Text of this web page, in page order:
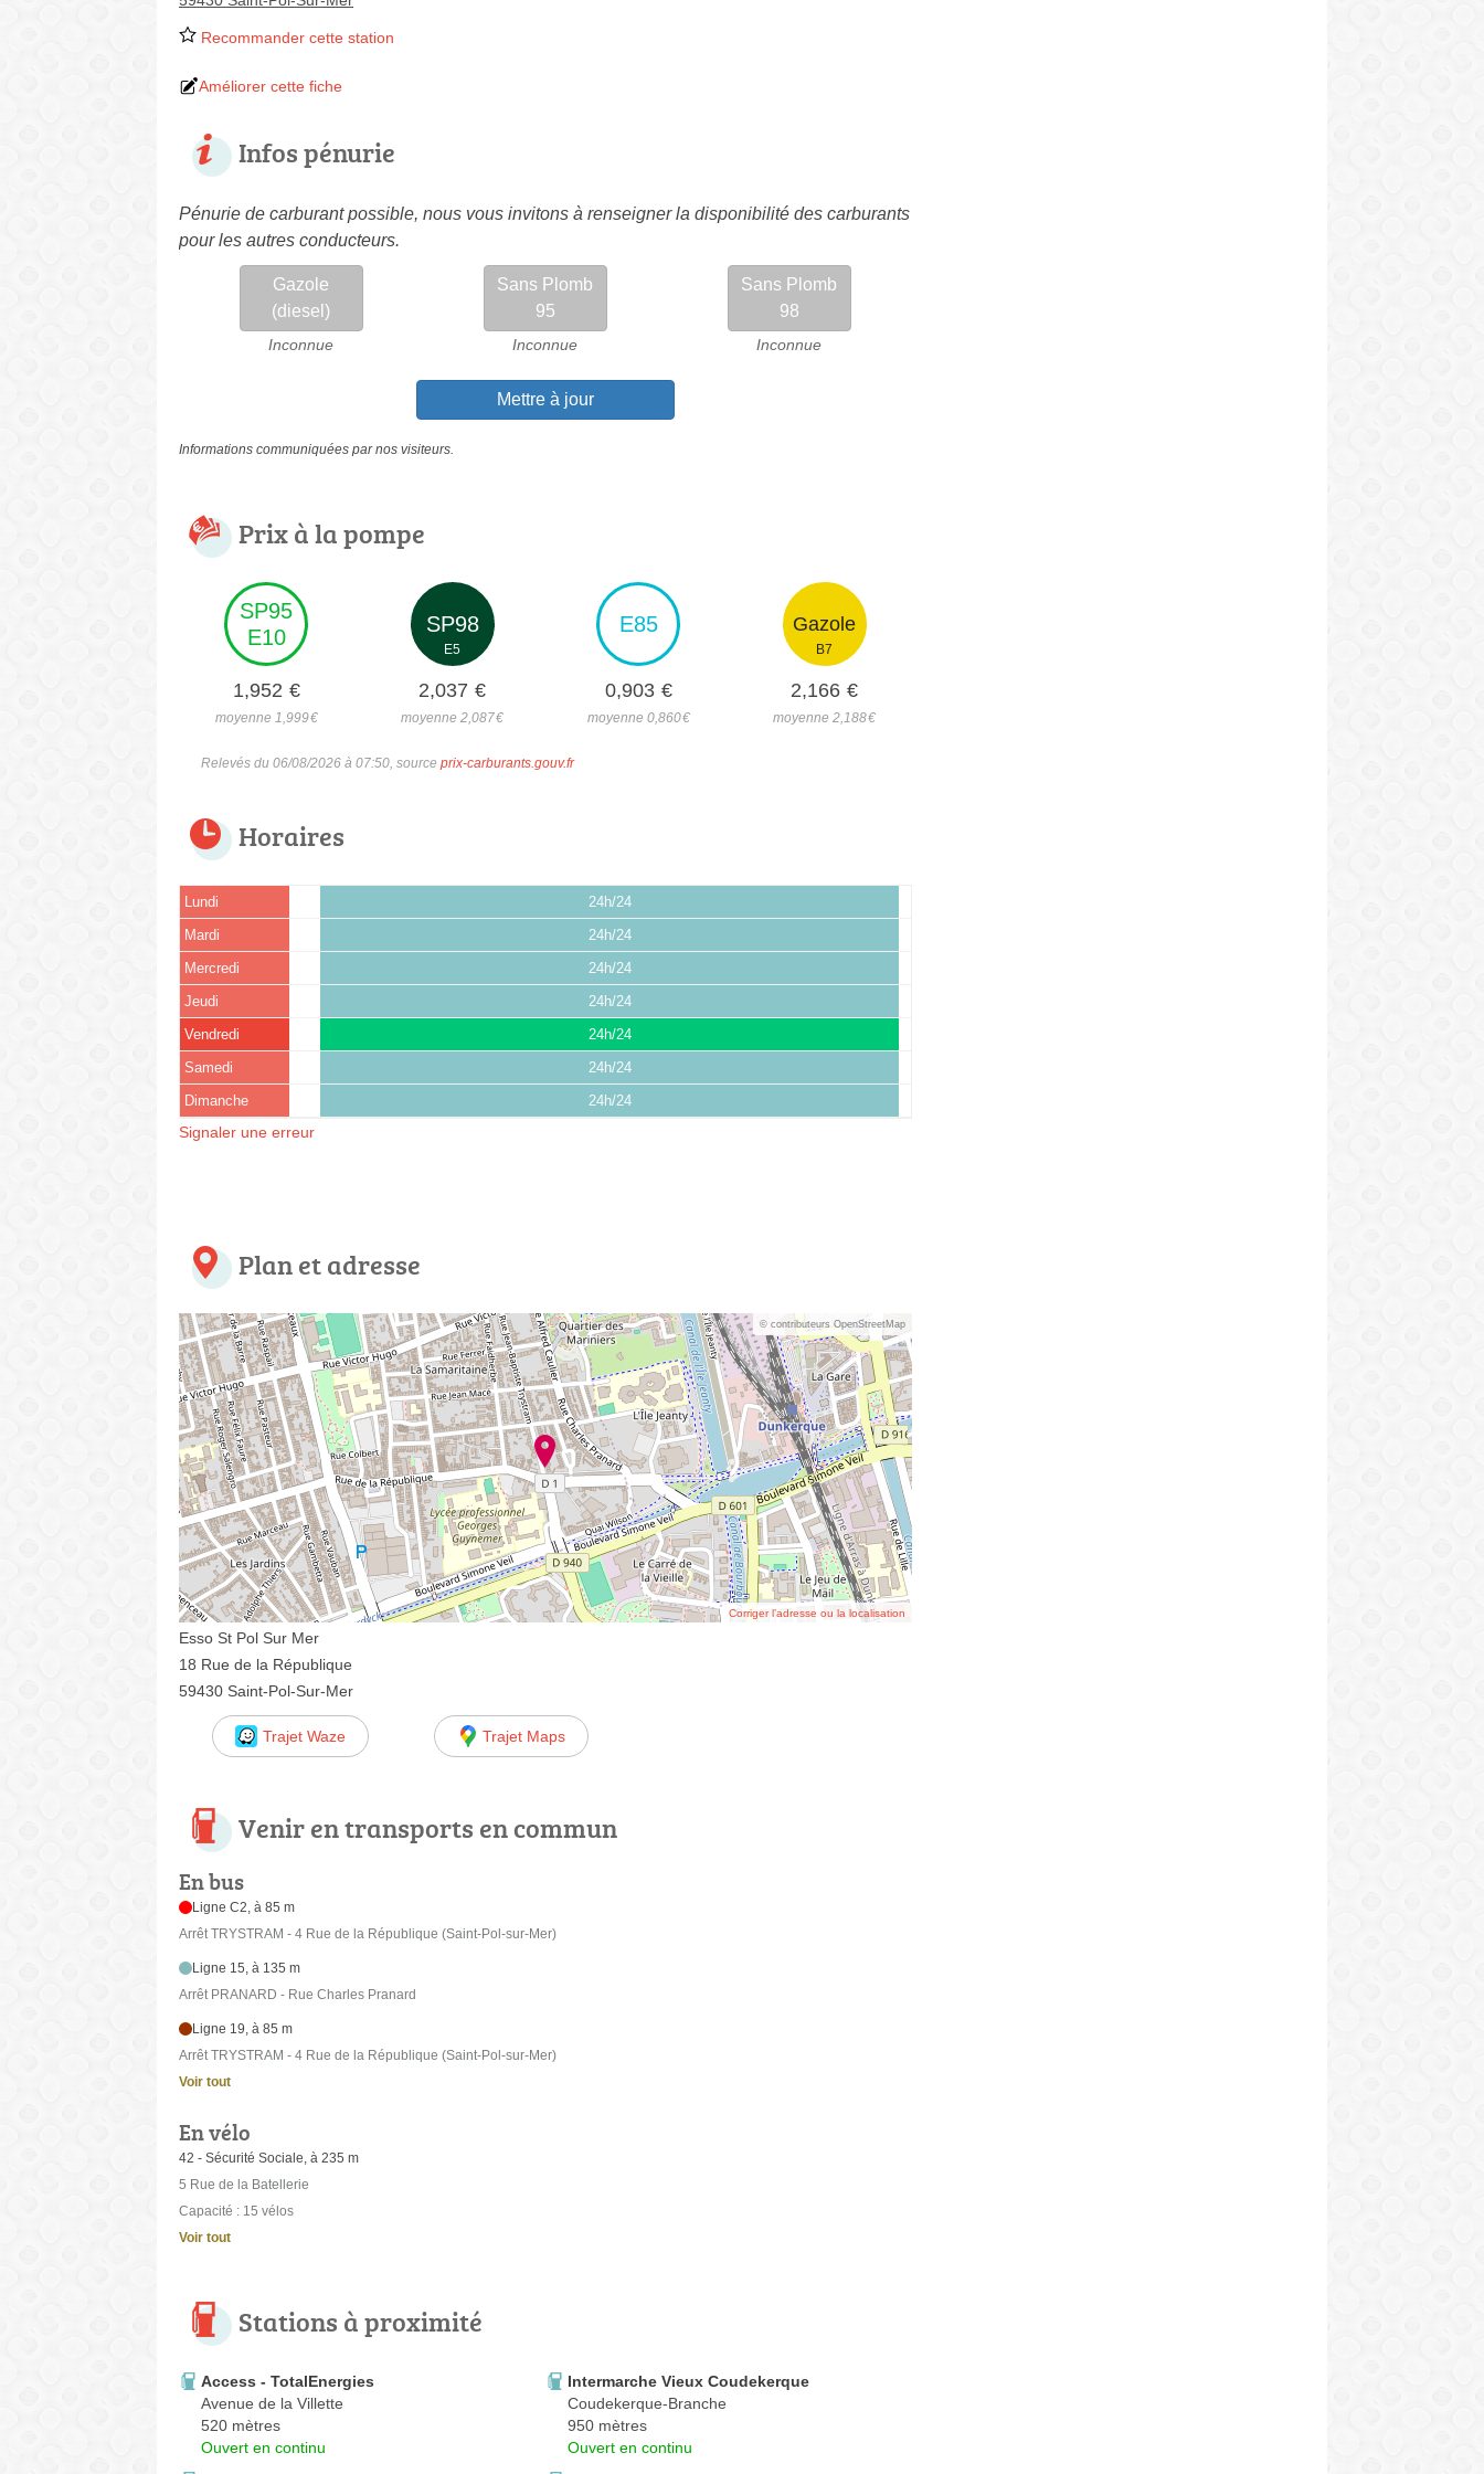
Recommander cette station
Améliorer cette fiche
Infos pénurie
Pénurie de carburant possible, nous vous invitons à renseigner la disponibilité des carburants
pour les autres conducteurs.
Gazole
(diesel)
Inconnue
Sans Plomb
95
Inconnue
Sans Plomb
98
Inconnue
Mettre à jour
Informations communiquées par nos visiteurs.
Prix à la pompe
SP95
E10
1,952 €
moyenne 1,999€
SP98
E5
2,037 €
moyenne 2,087€
E85
0,903 €
moyenne 0,860€
Gazole
B7
2,166 €
moyenne 2,188€
Relevés du 06/08/2026 à 07:50, source prix-carburants.gouv.fr
Horaires
Lundi 24h/24
Mardi 24h/24
Mercredi 24h/24
Jeudi 24h/24
Vendredi 24h/24
Samedi 24h/24
Dimanche 24h/24
Signaler une erreur
Plan et adresse
© contributeurs OpenStreetMap
Corriger l’adresse ou la localisation
Esso St Pol Sur Mer
18 Rue de la République
59430 Saint-Pol-Sur-Mer
Trajet Waze Trajet Maps
Venir en transports en commun
En bus
Ligne C2, à 85 m
Arrêt TRYSTRAM - 4 Rue de la République (Saint-Pol-sur-Mer)
Ligne 15, à 135 m
Arrêt PRANARD - Rue Charles Pranard
Ligne 19, à 85 m
Arrêt TRYSTRAM - 4 Rue de la République (Saint-Pol-sur-Mer)
Voir tout
En vélo
42 - Sécurité Sociale, à 235 m
5 Rue de la Batellerie
Capacité : 15 vélos
Voir tout
Stations à proximité
Access - TotalEnergies
Avenue de la Villette
520 mètres
Ouvert en continu
Intermarche Vieux Coudekerque
Coudekerque-Branche
950 mètres
Ouvert en continu